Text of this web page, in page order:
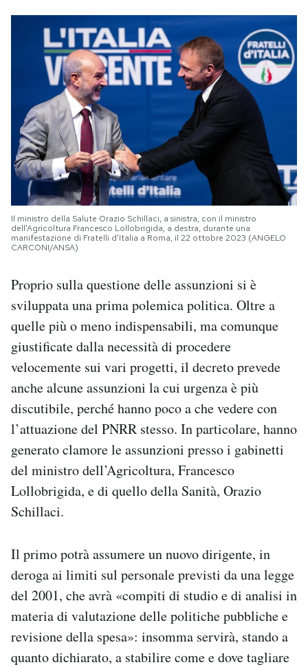
Il ministro della Salute Orazio Schillaci, a sinistra, con il ministro
dell’Agricoltura Francesco Lollobrigida, a destra, durante una
manifestazione di Fratelli d’Italia a Roma, il 22 ottobre 2023 (ANGELO
CARCONI/ANSA)
Proprio sulla questione delle assunzioni si è
sviluppata una prima polemica politica. Oltre a
quelle più o meno indispensabili, ma comunque
giustificate dalla necessità di procedere
velocemente sui vari progetti, il decreto prevede
anche alcune assunzioni la cui urgenza è più
discutibile, perché hanno poco a che vedere con
l’attuazione del PNRR stesso. In particolare, hanno
generato clamore le assunzioni presso i gabinetti
del ministro dell’Agricoltura, Francesco
Lollobrigida, e di quello della Sanità, Orazio
Schillaci.
Il primo potrà assumere un nuovo dirigente, in
deroga ai limiti sul personale previsti da una legge
del 2001, che avrà «compiti di studio e di analisi in
materia di valutazione delle politiche pubbliche e
revisione della spesa»: insomma servirà, stando a
quanto dichiarato, a stabilire come e dove tagliare